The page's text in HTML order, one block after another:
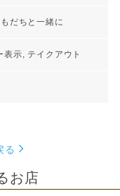
だちと一緒に
示, テイクアウト
る
お店